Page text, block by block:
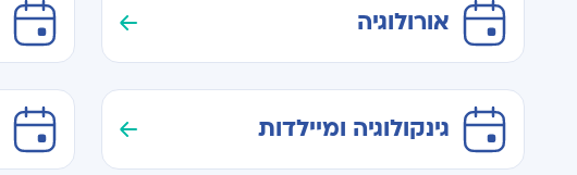
אורולוגיה
גינקולוגיה ומיילדות